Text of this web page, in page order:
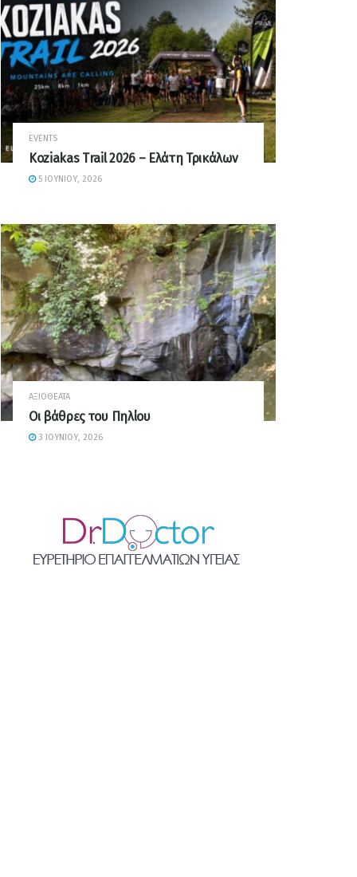
EVENTS
Koziakas Trail 2026 – Ελάτη Τρικάλων
5 ΙΟΥΝΊΟΥ, 2026
ΑΞΙΟΘΈΑΤΑ
Οι βάθρες του Πηλίου
3 ΙΟΥΝΊΟΥ, 2026